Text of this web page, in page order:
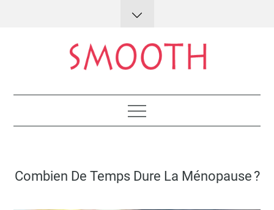
on
Combien De Temps Dure La Ménopause ?